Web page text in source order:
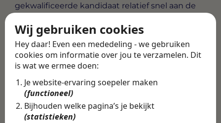
Wij gebruiken cookies
Hey daar! Even een mededeling - we gebruiken
cookies om informatie over jou te verzamelen. Dit
is wat we ermee doen:
Je website-ervaring soepeler maken
(functioneel)
Bijhouden welke pagina’s je bekijkt
(statistieken)
gekwalificeerde kandidaat relatief snel aan de
zijn.
Alle vacatures ·Career tips
Terug
Deel deze vacature